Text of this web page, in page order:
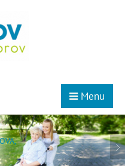
Menu
V ŠPECIALIZOVANOM
DO PORADOVNÍKA.
V DOMOVE PRE SENIOROV,